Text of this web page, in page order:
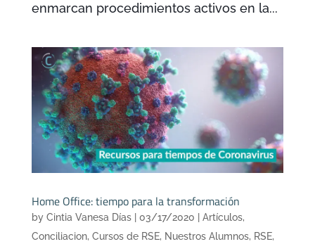
enmarcan procedimientos activos en la...
Home Office: tiempo para la transformación
by Cintia Vanesa Días| 03/17/2020 Artículos,
Conciliacion, Cursos de RSE, Nuestros Alumnos, RSE,